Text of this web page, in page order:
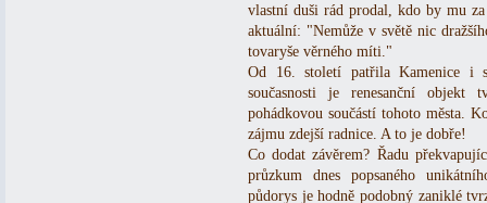
vlastní duši rád prodal, kdo by mu
aktuální: "Nemůže v světě nic
tovaryše věrného míti."
Od 16. století patřila Kamenice i
současnosti je renesanční objekt
pohádkovou součástí tohoto města.
zájmu zdejší radnice. A to je dobře!
Co dodat závěrem? Řadu
průzkum dnes popsaného
půdorys je hodně podobný zaniklé